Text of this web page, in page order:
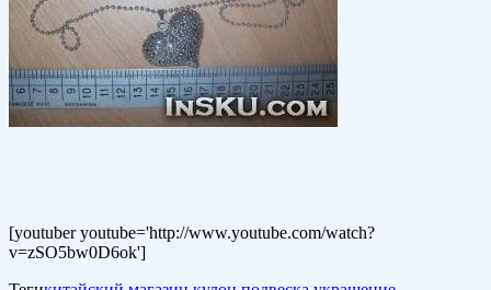
[youtuber youtube='http://www.youtube.com/watch?
v=zSO5bw0D6ok']